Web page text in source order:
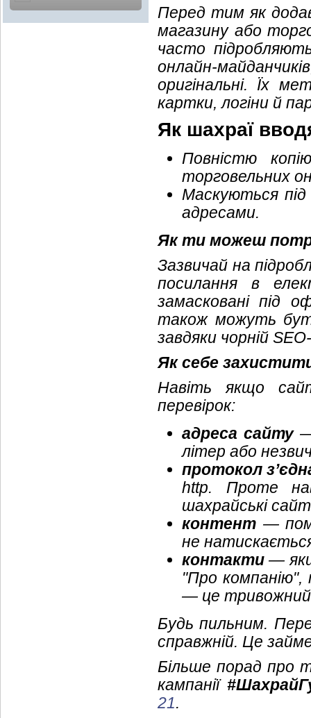
Перед тим як
магазину або
часто
онлайн-
оригінальні. Їх
картки, логіни й
Як шахраї
Повністю
торговельних
Маскуються
адресами.
Як ти можеш
Зазвичай на
посилання в
замасковані під
також можуть
завдяки чорній
Як себе
Навіть якщо
перевірок:
адреса сайту—
літер або
протокол
http. Проте
шахрайські
контент —
не
контакти —
"Про компанію",
— це тривожний
Будь пильним.
справжній. Це
Більше порад про
кампанії
21.